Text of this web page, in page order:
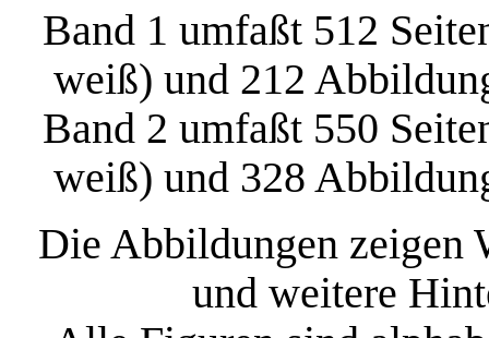
Band 1 umfaßt 512
weiß) und 212
Band 2 umfaßt 550
weiß) und 328
Die Abbildungen zeigen
und weitere